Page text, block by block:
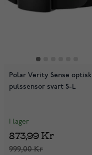
Polar Verity Sense optisk
pulssensor svart S-L
I lager
999,00 Kr
873,99 Kr